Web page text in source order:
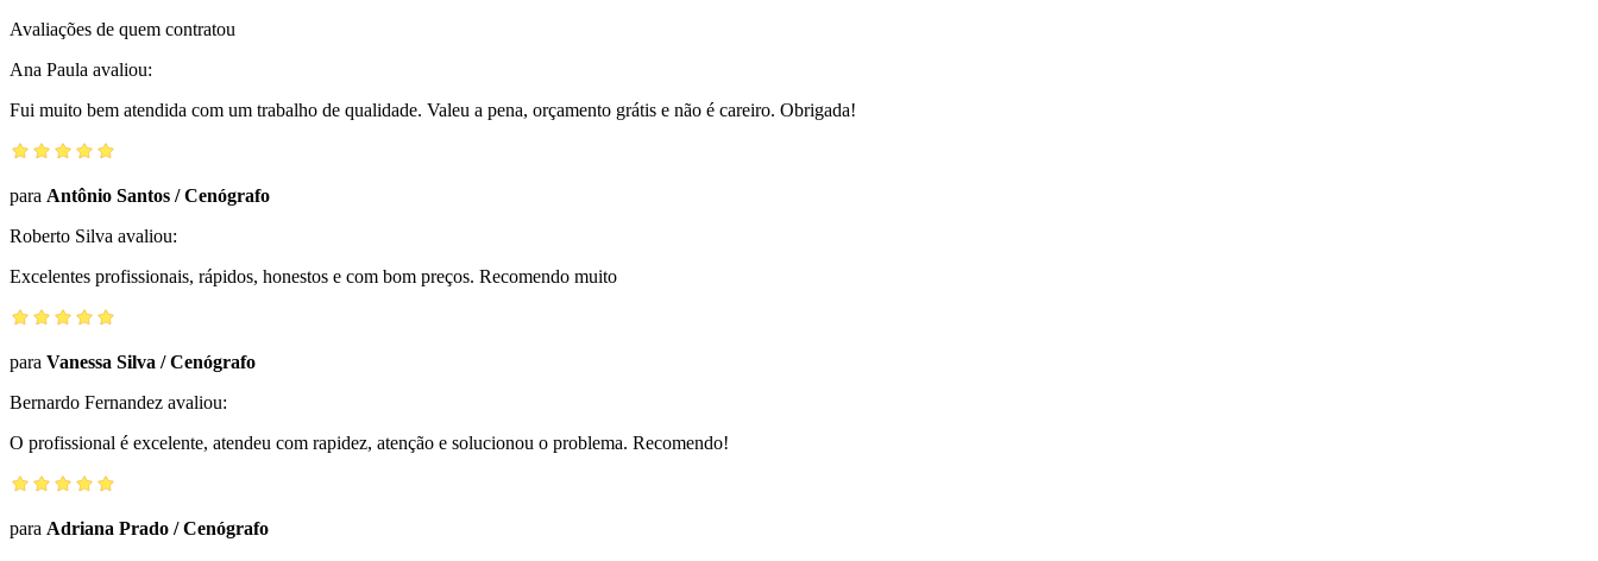
Avaliações de quem contratou
Ana Paula avaliou:
Fui muito bem atendida com um trabalho de qualidade. Valeu a pena, orçamento grátis e não é careiro. Obrigada!
para Antônio Santos /Cenógrafo
Roberto Silva avaliou:
Excelentes profissionais, rápidos, honestos e com bom preços. Recomendo muito
para Vanessa Silva /Cenógrafo
Bernardo Fernandez avaliou:
O profissional é excelente, atendeu com rapidez, atenção e solucionou o problema. Recomendo!
para Adriana Prado /Cenógrafo